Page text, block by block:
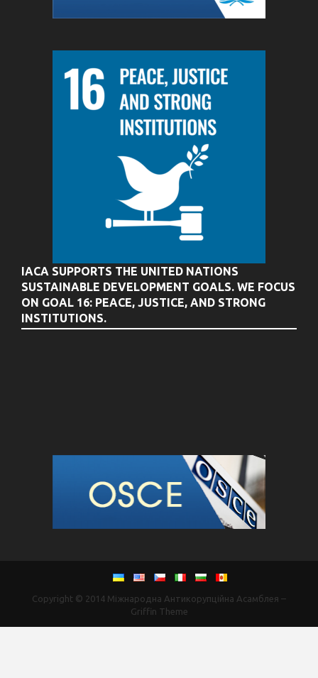
IACA SUPPORTS THE UNITED NATIONS
SUSTAINABLE DEVELOPMENT GOALS. WE FOCUS
ON GOAL 16: PEACE, JUSTICE, AND STRONG
INSTITUTIONS.
Copyright © 2014 Міжнародна Антикорупційна Асамблея –
Griffin Theme